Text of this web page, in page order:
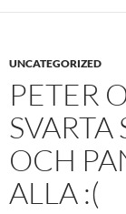
UNCATEGORIZED
PETER
SVARTA
OCH
ALLA :(